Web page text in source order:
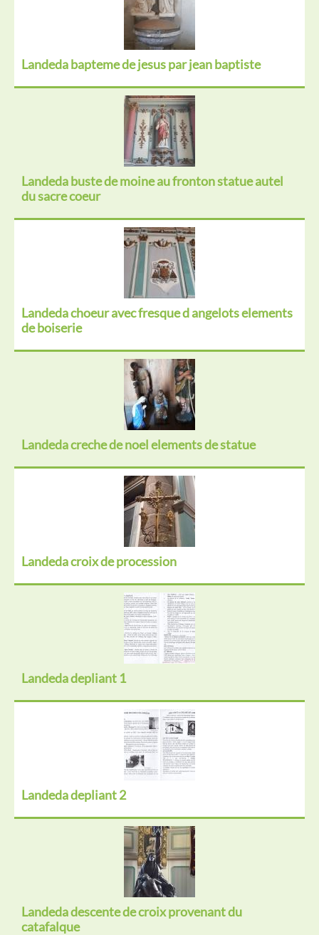
Landeda bapteme de jesus par jean baptiste
Landeda buste de moine au fronton statue autel
du sacre coeur
Landeda choeur avec fresque d angelots elements
de boiserie
Landeda creche de noel elements de statue
Landeda croix de procession
Landeda depliant 1
Landeda depliant 2
Landeda descente de croix provenant du
catafalque